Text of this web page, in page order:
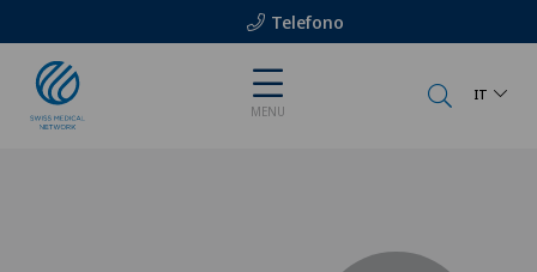
Telefono
MENU
IT